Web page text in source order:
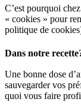
C’est pourquoi
« cookies » pour
politique de
Dans notre
Une bonne dose
sauvegarder vos
quoi vous faire